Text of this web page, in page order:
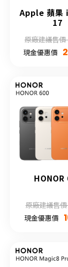
Apple 蘋果
17
原廠建議售
現金優惠價
HONOR
原廠建議售
現金優惠價